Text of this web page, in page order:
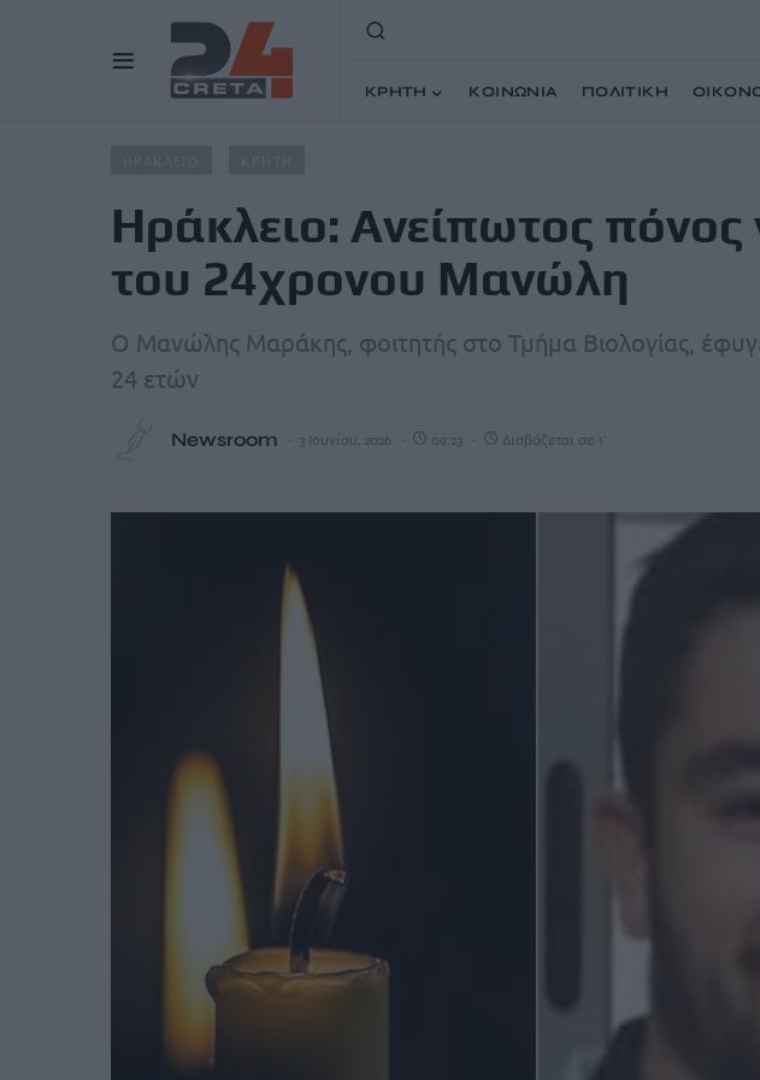
ΚΡΗΤΗ ΚΟΙΝΩΝΙΑ ΠΟΛΙΤΙΚΗ
Άρθρα Hράκλειο: Ανείπωτος πόνος για τον χαμό του 24χρονου Μανώλη
Hράκλειο: Ανείπωτος πόνος
του 24χρονου Μανώλη
Ο Μανώλης Μαράκης, φοιτητής στο Τμήμα Βιολογίας,
24 ετών
Newsroom 3 Ιουνίου, 2026 09:23 Διαβάζεται σε 1'